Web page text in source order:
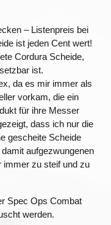
– Listenpreis bei
ist jeden Cent wert!
Cordura Scheide,
ist.
da es mir immer als
vorkam, die ein
für ihre Messer
dass ich nur die
gescheite Scheide
aufgezwungenen
immer zu steif und zu
Spec Ops Combat
werden.